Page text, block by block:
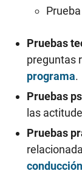
Pruebas
preguntas
programa.
Pruebas
las
Pruebas
conducción